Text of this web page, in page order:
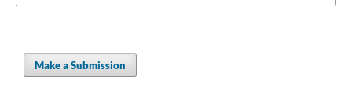
Make a Submission